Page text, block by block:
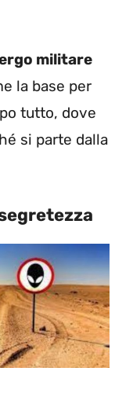
militare
la base per
tutto, dove
si parte dalla